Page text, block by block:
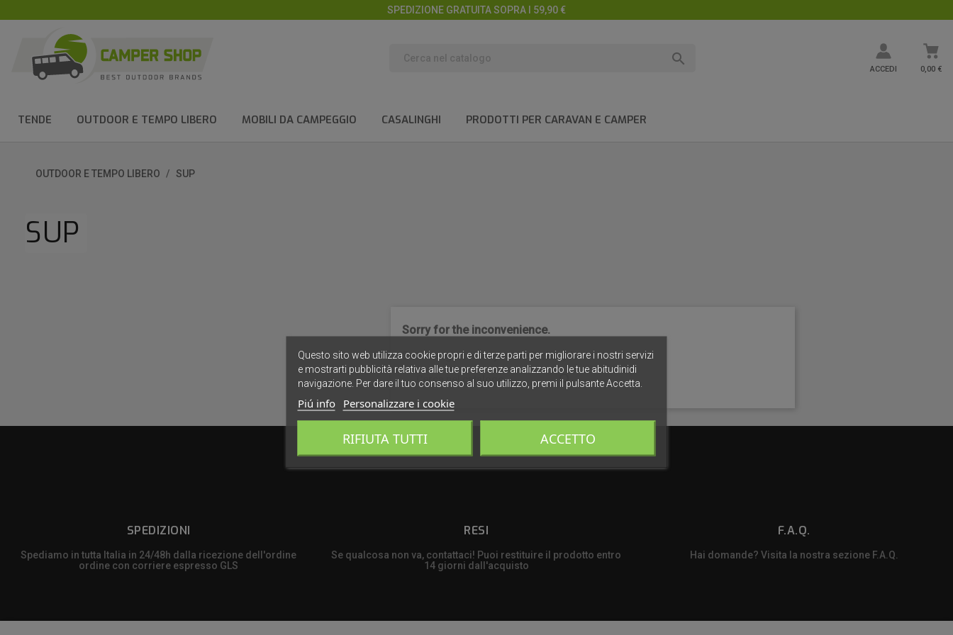
SPEDIZIONE GRATUITA SOPRA I 59,90 €

ACCEDI 0,00 €
TENDE OUTDOOR E TEMPO LIBERO MOBILI DA CAMPEGGIO CASALINGHI PRODOTTI PER CARAVAN E CAMPER
OUTDOOR E TEMPO LIBERO SUP
SUP
Sorry for the inconvenience.
Search again what you are looking for

SPEDIZIONI
Spediamo in tutta Italia in 24/48h dalla ricezione dell'ordine
ordine con corriere espresso GLS
RESI
Se qualcosa non va, contattaci! Puoi restituire il prodotto entro
14 giorni dall'acquisto
F.A.Q.
Hai domande? Visita la nostra sezione F.A.Q.
Questo sito web utilizza cookie propri e di terze parti per migliorare i nostri servizi
e mostrarti pubblicità relativa alle tue preferenze analizzando le tue abitudinidi
navigazione. Per dare il tuo consenso al suo utilizzo, premi il pulsante Accetta.
Piú info Personalizzare i cookie
RIFIUTA TUTTI ACCETTO